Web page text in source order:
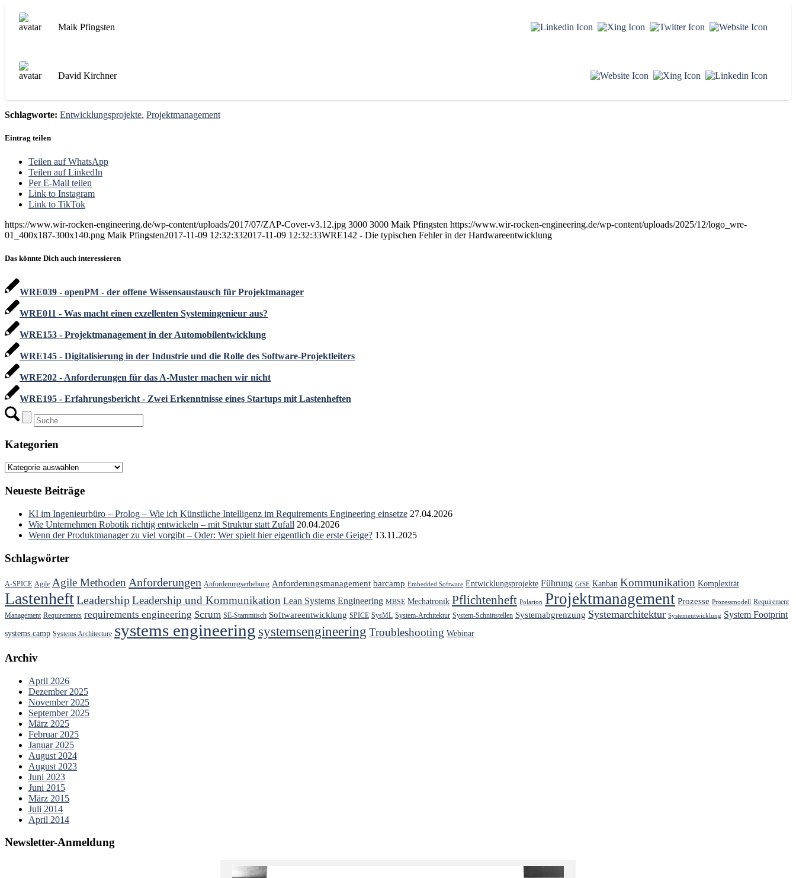
Maik Pfingsten
David Kirchner
Schlagworte: Entwicklungsprojekte, Projektmanagement
Eintrag teilen
Teilen auf WhatsApp
Teilen auf LinkedIn
Per E-Mail teilen
Link to Instagram
Link to TikTok
https://www.wir-rocken-engineering.de/wp-content/uploads/2017/07/ZAP-Cover-v3.12.jpg 3000 3000 Maik Pfingsten https://www.wir-rocken-engineering.de/wp-content/uploads/2025/12/logo_wre-
01_400x187-300x140.png Maik Pfingsten2017-11-09 12:32:332017-11-09 12:32:33WRE142 - Die typischen Fehler in der Hardwareentwicklung
Das könnte Dich auch interessieren
WRE039 - openPM - der offene Wissensaustausch für Projektmanager
WRE011 - Was macht einen exzellenten Systemingenieur aus?
WRE153 - Projektmanagement in der Automobilentwicklung
WRE145 - Digitalisierung in der Industrie und die Rolle des Software-Projektleiters
WRE202 - Anforderungen für das A-Muster machen wir nicht
WRE195 - Erfahrungsbericht - Zwei Erkenntnisse eines Startups mit Lastenheften
Kategorien
Kategorien
Neueste Beiträge
KI im Ingenieurbüro – Prolog – Wie ich Künstliche Intelligenz im Requirements Engineering einsetze 27.04.2026
Wie Unternehmen Robotik richtig entwickeln – mit Struktur statt Zufall 20.04.2026
Wenn der Produktmanager zu viel vorgibt – Oder: Wer spielt hier eigentlich die erste Geige? 13.11.2025
Schlagwörter
A-SPICE Agile Agile Methoden Anforderungen Anforderungserhebung Anforderungsmanagement barcamp Embedded Software Entwicklungsprojekte Führung GfSE Kanban Kommunikation Komplexität
LastenheftLeadershipLeadership und Kommunikation Lean Systems Engineering MBSE Mechatronik Pflichtenheft Polarion Projektmanagement Prozesse Prozessmodell Requirement
Management Requirements requirements engineering Scrum SE-Stammtisch Softwareentwicklung SPICE SysML System-Architektur System-Schnittstellen Systemabgrenzung Systemarchitektur Systementwicklung System Footprint
systems.camp Systems Architecture systems engineering systemsengineering Troubleshooting Webinar
Archiv
April 2026
Dezember 2025
November 2025
September 2025
März 2025
Februar 2025
Januar 2025
August 2024
August 2023
Juni 2023
Juni 2015
März 2015
Juli 2014
April 2014
Newsletter-Anmeldung